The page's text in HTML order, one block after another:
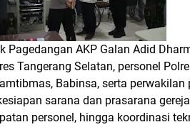
Pagedangan AKP Galan Adid
Tangerang Selatan, personel
Babinsa, serta perwakilan
sarana dan prasarana
personel, hingga koordinasi